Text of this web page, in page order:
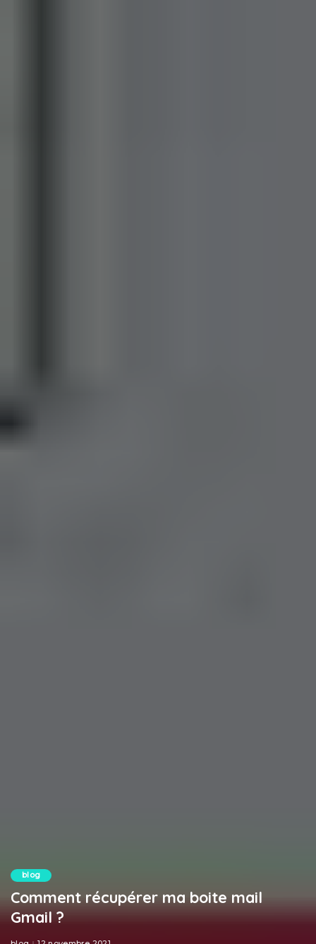
blog
Comment récupérer ma boite mail
Gmail ?